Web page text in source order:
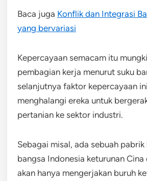
Baca juga Konflik dan Integrasi
yang bervariasi
Kepercayaan semacam itu
pembagian kerja menurut suku
selanjutnya faktor kepercayaan
menghalangi ereka untuk
pertanian ke sektor industri.
Sebagai misal, ada sebuah
bangsa Indonesia keturunan Cina
akan hanya mengerjakan buruh